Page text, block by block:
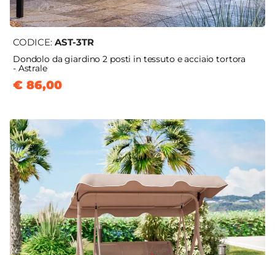
CODICE: AST-3TR
Dondolo da giardino 2 posti in tessuto e acciaio tortora
- Astrale
€ 86,00